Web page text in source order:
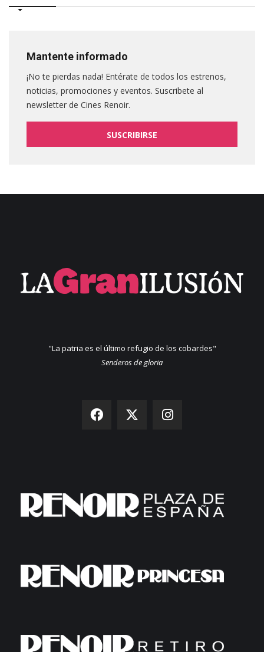
Mantente informado
¡No te pierdas nada! Entérate de todos los estrenos,
noticias, promociones y eventos. Suscribete al
newsletter de Cines Renoir.
SUSCRIBIRSE
"La patria es el último refugio de los cobardes"
Senderos de gloria